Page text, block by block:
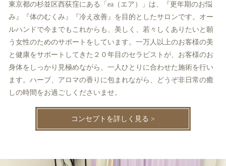
東京都の杉並区西荻窪にある「ea（エア）」は、『更年期のお悩
み』『体のむくみ』『冷え改善』を目的としたサロンです。オー
ルハンドで今までもこれからも、美しく、若々しくありたいと願
う女性のためのサポートをしています。一万人以上のお客様の美
と健康をサポートしてきた２０年目のセラピストが、お客様のお
身体をしっかり見極めながら、一人ひとりに合わせた施術を行い
ます。ハーブ、アロマの香りに包まれながら、どうぞ非日常の癒
しの時間をお過ごしくださいませ。
コンセプトを詳しく見る >